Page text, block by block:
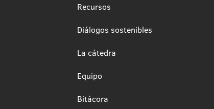
Recursos
Diálogos sostenibles
La cátedra
Equipo
Bitácora